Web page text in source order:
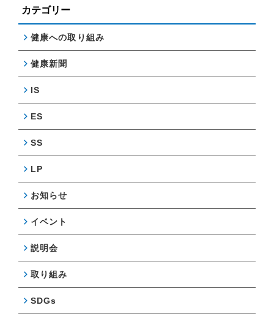
カテゴリー
健康への取り組み
健康新聞
IS
ES
SS
LP
お知らせ
イベント
説明会
取り組み
SDGs